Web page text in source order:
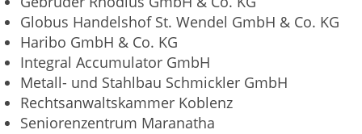
Globus Handelshof St. Wendel GmbH & Co. KG
Haribo GmbH & Co. KG
Integral Accumulator GmbH
Metall- und Stahlbau Schmickler GmbH
Rechtsanwaltskammer Koblenz
Seniorenzentrum Maranatha